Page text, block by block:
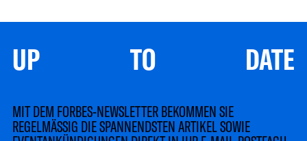
UP TO DATE
MIT DEM FORBES-NEWSLETTER BEKOMMEN SIE
REGELMÄSSIG DIE SPANNENDSTEN ARTIKEL SOWIE